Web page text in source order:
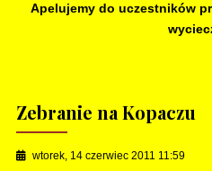
Apelujemy do uczestników
Zebranie na Kopaczu
wtorek, 14 czerwiec 2011 11:59